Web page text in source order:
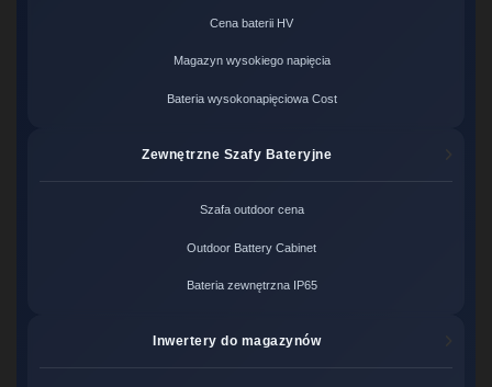
Cena baterii HV
Magazyn wysokiego napięcia
Bateria wysokonapięciowa Cost
Zewnętrzne Szafy Bateryjne
Szafa outdoor cena
Outdoor Battery Cabinet
Bateria zewnętrzna IP65
Inwertery do magazynów